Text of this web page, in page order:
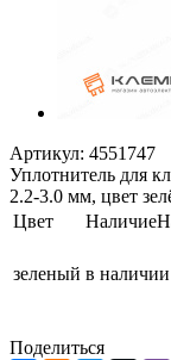
Артикул: 4551747
Уплотнитель для
2.2-3.0 мм, цвет
Цвет
Наличие
зеленый в наличии
Поделиться